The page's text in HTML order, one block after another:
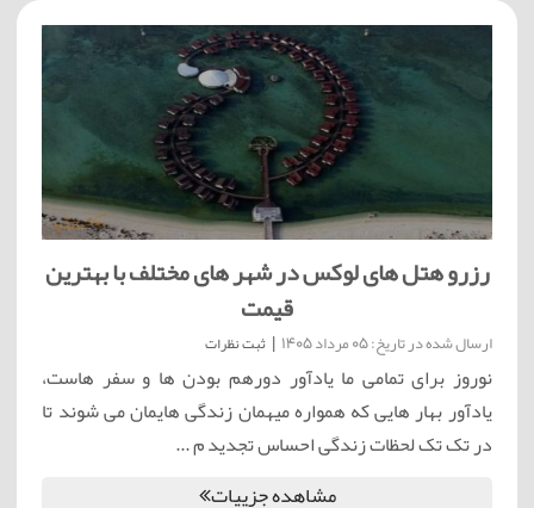
رزرو هتل های لوکس در شهر های مختلف با بهترین
قیمت
ارسال شده در تاریخ: 05 مرداد 1405 | ثبت نظرات
نوروز برای تمامی ما یادآور دورهم بودن ها و سفر هاست،
یادآور بهار هایی که همواره میهمان زندگی هایمان می شوند تا
در تک تک لحظات زندگی احساس تجدید م ...
مشاهده جزییات